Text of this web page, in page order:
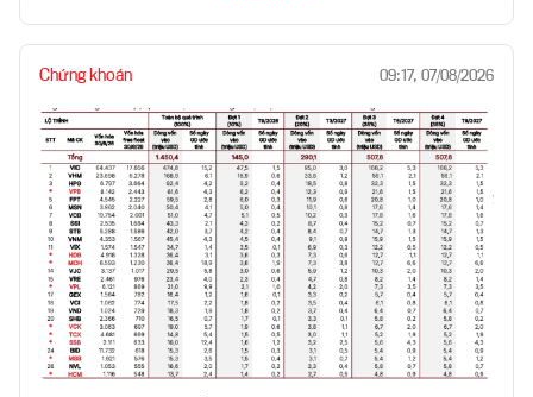
Chứng khoán 09:17, 07/08/2026